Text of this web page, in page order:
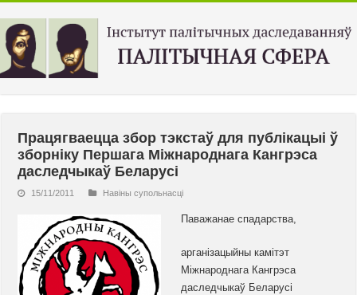
Працягваецца збор тэкстаў для публікацыі ў
зборніку Першага Міжнароднага Кангрэса
даследчыкаў Беларусі
15/11/2011 Навiны супольнасцi
Паважанае спадарства,
арганізацыйны камітэт
Міжнароднага Кангрэса
даследчыкаў Беларусі